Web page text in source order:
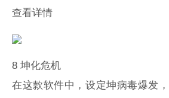
查看详情
8 坤化危机
在这款软件中，设定坤病毒爆发